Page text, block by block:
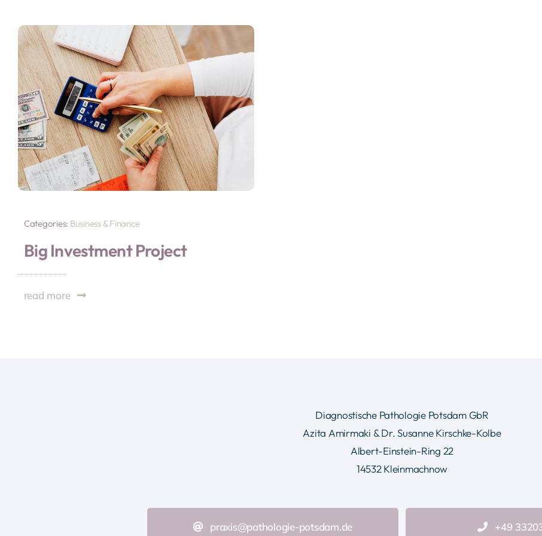
Categories: Business & Finance
Big Investment Project
read more
Diagnostische Pathologie Potsdam GbR
Azita Amirmaki & Dr. Susanne Kirschke-Kolbe
Albert-Einstein-Ring 22
14532 Kleinmachnow
praxis@pathologie-potsdam.de +49